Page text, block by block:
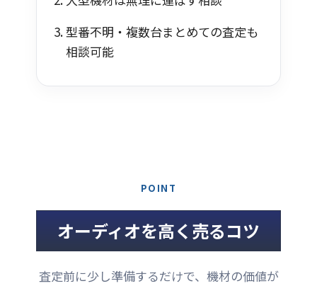
型番不明・複数台まとめての査定も
相談可能
POINT
オーディオを高く売るコツ
査定前に少し準備するだけで、機材の価値が